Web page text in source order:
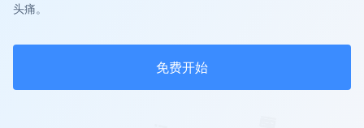
头痛。
免费开始